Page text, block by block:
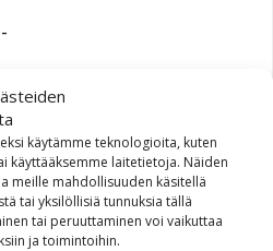
käytämme teknologioita, kuten
käyttääksemme laitetietoja. Näiden
meille mahdollisuuden käsitellä
tai yksilöllisiä tunnuksia tällä
tai peruuttaminen voi vaikuttaa
ja toimintoihin.